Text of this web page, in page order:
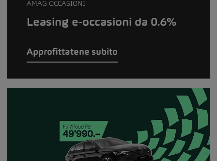
AMAG OCCASIONI
Leasing e-occasioni da 0.6%
Approfittatene subito